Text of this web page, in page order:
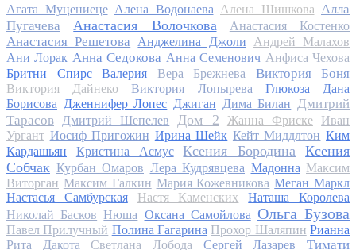
Агата Муцениеце Алена Водонаева Алена Шишкова Алла
Пугачева
Анастасия Волочкова Анастасия Костенко
Анастасия Решетова Анджелина Джоли
Андрей Малахов
Ани Лорак Анна Седокова Анна Семенович Анфиса Чехова
Бритни Спирс
Валерия Вера Брежнева Виктория Боня
Виктория Дайнеко Виктория Лопырева Глюкоза
Дана
Борисова Дженнифер Лопес Джиган Дима Билан Дмитрий
Тарасов
Дмитрий Шепелев Дом 2 Жанна Фриске
Иван
Ургант Иосиф Пригожин Ирина Шейк Кейт Миддлтон Ким
Кардашьян
Кристина Асмус Ксения Бородина
Ксения
Собчак Курбан Омаров Лера Кудрявцева Мадонна Максим
Виторган Максим Галкин Мария Кожевникова Меган Маркл
Настасья Самбурская
Настя Каменских
Наташа Королева
Николай Басков Нюша Оксана Самойлова Ольга Бузова
Павел Прилучный Полина Гагарина Прохор Шаляпин Рианна
Рита Дакота
Светлана Лобода Сергей Лазарев
Тимати